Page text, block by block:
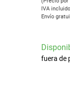
IVA
Envío
fuera de